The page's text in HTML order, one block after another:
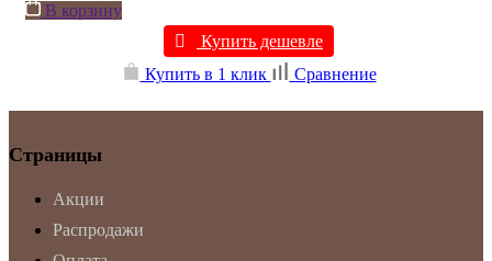
В корзину
Купить дешевле
Купить в 1 клик
Сравнение
Страницы
Акции
Распродажи